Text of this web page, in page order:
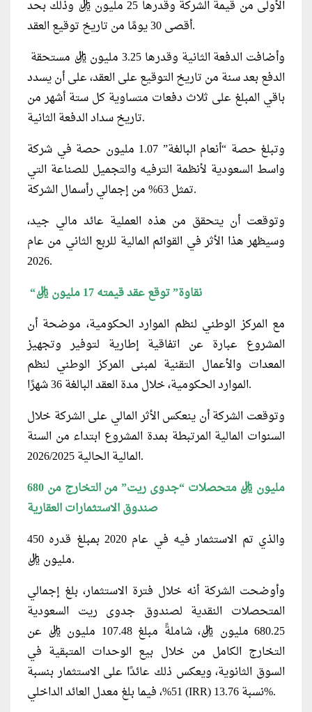
الأولى من قيمة الشركة وقدرها 25 مليون ريال وذلك بحد
أقصى 30 يومًا من تاريخ توقيع العقد.
الدفع بعد سنة من تاريخ التوقيع على العقد، على أن يسدد
باقي المبلغ على ثلاث دفعات متساوية كل ستة أشهر من
تاريخ سداد الدفعة الثانية.
وتبلغ حصة “أنعام البالغة” 1.07 مليون حصة في شركة
واسط السعودية لأنظمة الترفيه والتجميل للصناعة التي
تمثل 63% من إجمالي رأسمال الشركة.
وتوقعت أن يتحقق من هذه العملية عائد مالي جيد،
وسيظهر هذا الأثر في القوائم المالية للربع الثاني من عام
2026.
مع المركز الوطني لنظم الموارد الحكومية، موضحة أن
المشروع عبارة عن اتفاقية إطارية لتوفير وتجهيز
المعدات والأعمال التقنية لمبنى المركز الوطني لنظم
الموارد الحكومية، خلال مدة العقد البالغة 36 شهرًا.
وتوقعت الشركة أن ينعكس الأثر المالي على الشركة خلال
السنوات المالية المرتبطة بمدة المشروع ابتداء من السنة
المالية الحالية 2026/2025.
680 مليون ريال متحصلات “جدوى ريت” من التخارج من
صندوق الاستثمارات العقارية
والذي تم الاستثمار فيه في عام 2020 بمبلغ قدره 450
مليون ريال.
وأوضحت الشركة أنه خلال فترة الاستثمار، بلغ إجمالي
المتحصلات النقدية لصندوق جدوى ريت السعودية
680.25 مليون ريال، شاملةً مبلغ 107.48 مليون ريال عن
التخارج الكامل من خلال بيع الوحدات المتبقية في
السوق الثانوية، ويعكس ذلك عائدًا على الاستثمار بنسبة
51%، فيما بلغ معدل العائد الداخلي (IRR) نسبة 13.76%.